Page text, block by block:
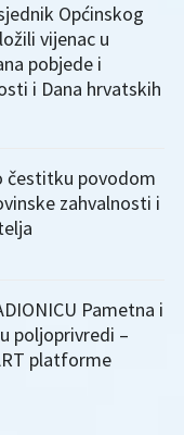
Općinskog
vijenac u
pobjede i
i Dana hrvatskih
čestitku povodom
zahvalnosti i
Pametna i
poljoprivredi –
platforme